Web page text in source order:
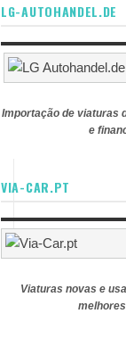
LG-AUTOHANDEL.DE
Importação de viaturas
e
VIA-CAR.PT
Viaturas novas e